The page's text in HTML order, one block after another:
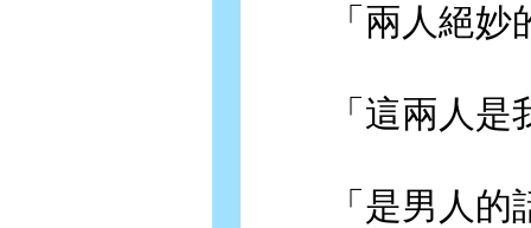
「兩人絕妙的
「這兩人是我
「是男人的話